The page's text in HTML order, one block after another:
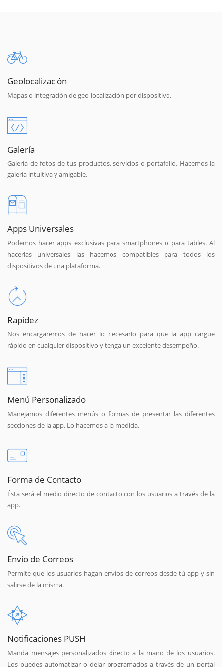
Geolocalización
Mapas o integración de geo-localización por dispositivo.
Galería
Galería de fotos de tus productos, servicios o portafolio. Hacemos la
galería intuitiva y amigable.
Apps Universales
Podemos hacer apps exclusivas para smartphones o para tables. Al
hacerlas universales las hacemos compatibles para todos los
dispositivos de una plataforma.
Rapidez
Nos encargaremos de hacer lo necesario para que la app cargue
rápido en cualquier dispositivo y tenga un excelente desempeño.
Menú Personalizado
Manejamos diferentes menús o formas de presentar las diferentes
secciones de la app. Lo hacemos a la medida.
Forma de Contacto
Ésta será el medio directo de contacto con los usuarios a través de la
app.
Envío de Correos
Permite que los usuarios hagan envíos de correos desde tú app y sin
salirse de la misma.
Notificaciones PUSH
Manda mensajes personalizados directo a la mano de los usuarios.
Los puedes automatizar o dejar programados a través de un portal